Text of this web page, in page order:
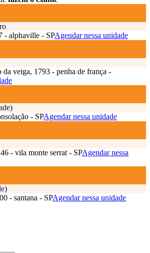
- alphaville - SPAgendar nessa unidade
da veiga, 1793 - penha de frança -
- SPAgendar nessa unidade
- vila monte serrat - SPAgendar nessa
- santana - SPAgendar nessa unidade